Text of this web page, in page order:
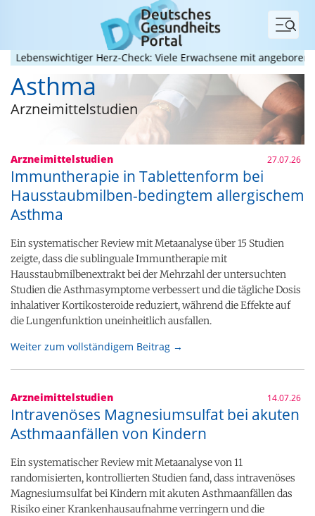
Menü
Herz-Check: Viele Erwachsene mit angeborenem
Asthma
Arzneimittelstudien
Arzneimittelstudien 27.07.26
Immuntherapie in Tablettenform bei
Hausstaubmilben-bedingtem allergischem
Asthma
Ein systematischer Review mit Metaanalyse über 15 Studien
zeigte, dass die sublinguale Immuntherapie mit
Hausstaubmilbenextrakt bei der Mehrzahl der untersuchten
Studien die Asthmasymptome verbessert und die tägliche Dosis
inhalativer Kortikosteroide reduziert, während die Effekte auf
die Lungenfunktion uneinheitlich ausfallen.
Weiter zum vollständigem Beitrag →
Arzneimittelstudien 14.07.26
Intravenöses Magnesiumsulfat bei akuten
Asthmaanfällen von Kindern
Ein systematischer Review mit Metaanalyse von 11
randomisierten, kontrollierten Studien fand, dass intravenöses
Magnesiumsulfat bei Kindern mit akuten Asthmaanfällen das
Risiko einer Krankenhausaufnahme verringern und die